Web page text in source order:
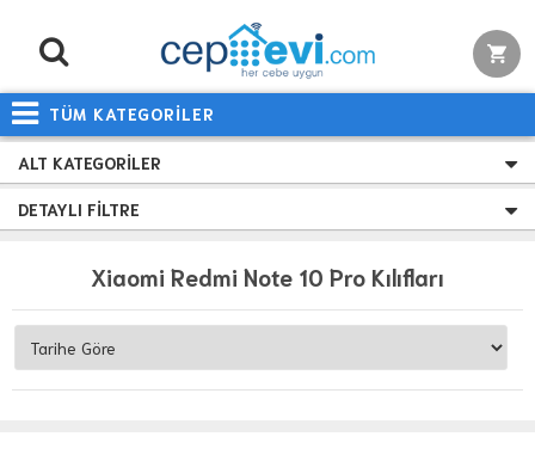
TÜM KATEGORİLER
ALT KATEGORILER
DETAYLI FILTRE
Xiaomi Redmi Note 10 Pro Kılıfları